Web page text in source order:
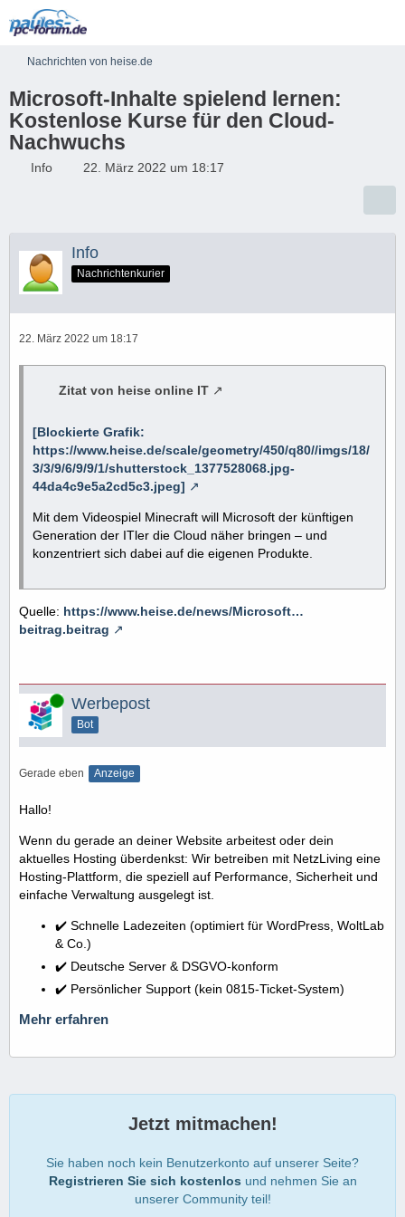
Nachrichten von heise.de
Microsoft-Inhalte spielend lernen:
Kostenlose Kurse für den Cloud-
Nachwuchs
Info 22. März 2022 um 18:17
Info
Nachrichtenkurier
22. März 2022 um 18:17
Zitat von heise online IT
[Blockierte Grafik:
https://www.heise.de/scale/geometry/450/q80//imgs/18/
3/3/9/6/9/9/1/shutterstock_1377528068.jpg-
44da4c9e5a2cd5c3.jpeg]
Mit dem Videospiel Minecraft will Microsoft der künftigen
Generation der ITler die Cloud näher bringen – und
konzentriert sich dabei auf die eigenen Produkte.
Quelle: https://www.heise.de/news/Microsoft…
beitrag.beitrag
Online Werbepost
Bot
Gerade eben Anzeige
Hallo!
Wenn du gerade an deiner Website arbeitest oder dein
aktuelles Hosting überdenkst: Wir betreiben mit NetzLiving eine
Hosting-Plattform, die speziell auf Performance, Sicherheit und
einfache Verwaltung ausgelegt ist.
✔️ Schnelle Ladezeiten (optimiert für WordPress, WoltLab
& Co.)
✔️ Deutsche Server & DSGVO-konform
✔️ Persönlicher Support (kein 0815-Ticket-System)
Mehr erfahren
Jetzt mitmachen!
Sie haben noch kein Benutzerkonto auf unserer Seite?
Registrieren Sie sich kostenlos und nehmen Sie an
unserer Community teil!